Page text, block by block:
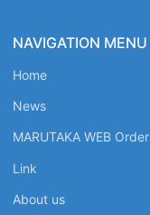
NAVIGATION MENU
Home
News
MARUTAKA WEB Order
Link
About us